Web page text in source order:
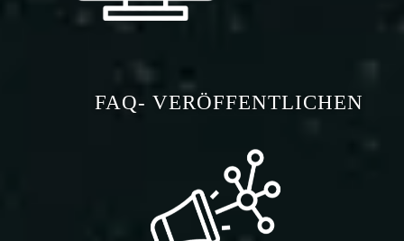
FAQ- VERÖFFENTLICHEN